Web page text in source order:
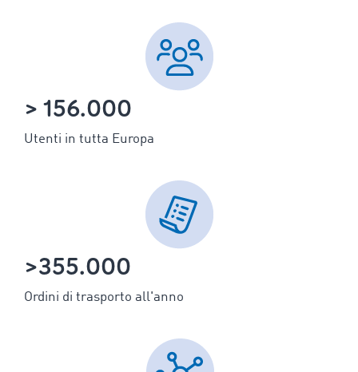
> 156.000
Utenti in tutta Europa
>355.000
Ordini di trasporto all'anno